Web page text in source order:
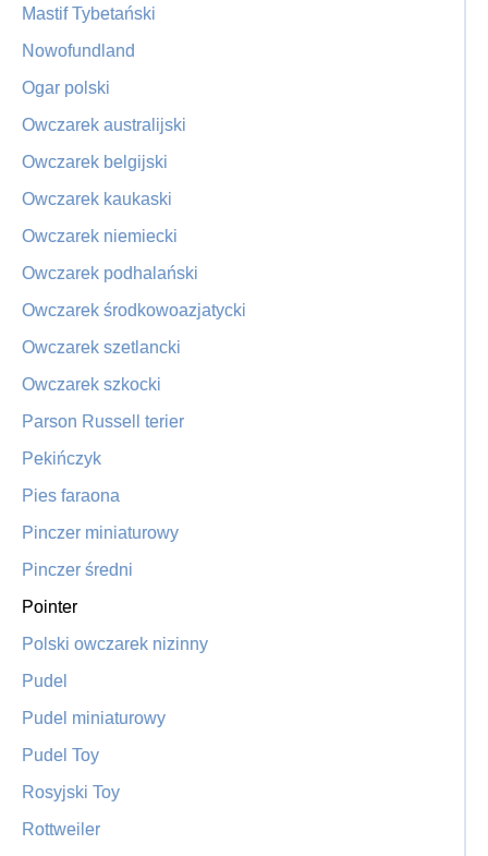
Mastif Tybetański
Nowofundland
Ogar polski
Owczarek australijski
Owczarek belgijski
Owczarek kaukaski
Owczarek niemiecki
Owczarek podhalański
Owczarek środkowoazjatycki
Owczarek szetlancki
Owczarek szkocki
Parson Russell terier
Pekińczyk
Pies faraona
Pinczer miniaturowy
Pinczer średni
Pointer
Polski owczarek nizinny
Pudel
Pudel miniaturowy
Pudel Toy
Rosyjski Toy
Rottweiler